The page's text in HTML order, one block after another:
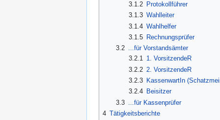
3.1.2 Protokollführer
3.1.3 Wahlleiter
3.1.4 Wahlhelfer
3.1.5 Rechnungsprüfer
3.2 ...für Vorstandsämter
3.2.1 1. VorsitzendeR
3.2.2 2. VorsitzendeR
3.2.3 KassenwartIn
3.2.4 Beisitzer
3.3
...für Kassenprüfer
4 Tätigkeitsberichte